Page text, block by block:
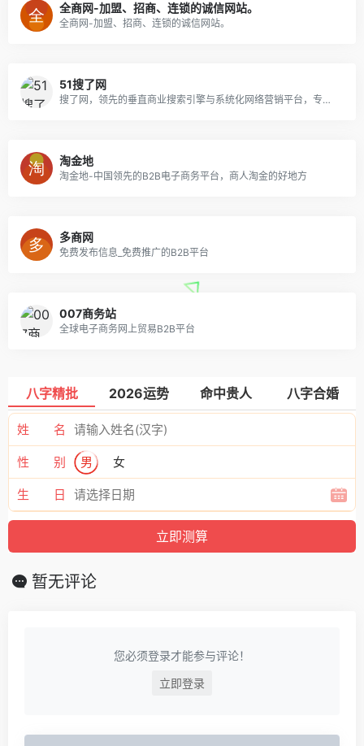
全商网-加盟、招商、连锁的诚信网站。
全商网-加盟、招商、连锁的诚信网站。
51搜了网
搜了网，领先的垂直商业搜索引擎与系统化网络营销平台，专业的网上推广和贸易平台
淘金地
淘金地-中国领先的B2B电子商务平台，商人淘金的好地方
多商网
免费发布信息_免费推广的B2B平台
007商务站
全球电子商务网上贸易B2B平台
八字精批 2026运势 命中贵人 八字合婚
姓 名
性 别 男 女
生 日
暂无评论
您必须登录才能参与评论！
立即登录